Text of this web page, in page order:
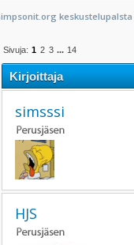
keskustelupalsta
Sivuja: 1 2 3 ... 14
Kirjoittaja
simsssi
HJS